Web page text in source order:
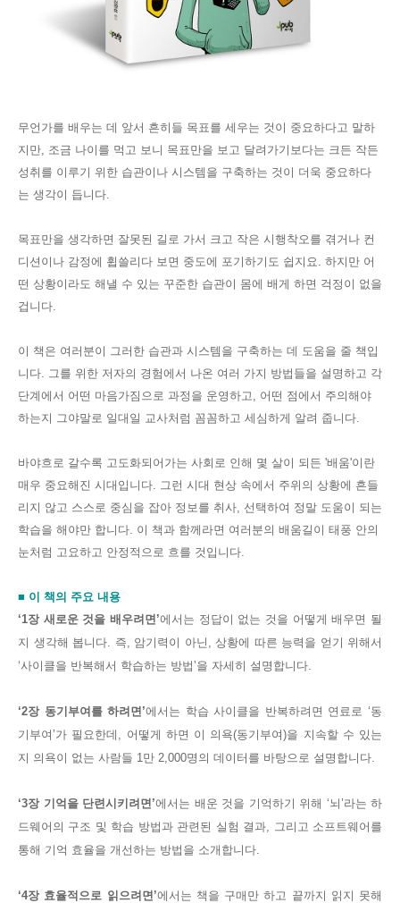
무언가를 배우는 데 앞서 흔히들 목표를 세우는 것이 중요하다고 말하
지만, 조금 나이를 먹고 보니 목표만을 보고 달려가기보다는 크든 작든
성취를 이루기 위한 습관이나 시스템을 구축하는 것이 더욱 중요하다
는 생각이 듭니다.
목표만을 생각하면 잘못된 길로 가서 크고 작은 시행착오를 겪거나 컨
디션이나 감정에 휩쓸리다 보면 중도에 포기하기도 쉽지요. 하지만 어
떤 상황이라도 해낼 수 있는 꾸준한 습관이 몸에 배게 하면 걱정이 없을
겁니다.
이 책은 여러분이 그러한 습관과 시스템을 구축하는 데 도움을 줄 책입
니다. 그를 위한 저자의 경험에서 나온 여러 가지 방법들을 설명하고 각
단계에서 어떤 마음가짐으로 과정을 운영하고, 어떤 점에서 주의해야
하는지 그야말로 일대일 교사처럼 꼼꼼하고 세심하게 알려 줍니다.
바야흐로 갈수록 고도화되어가는 사회로 인해 몇 살이 되든 '배움'이란
매우 중요해진 시대입니다. 그런 시대 현상 속에서 주위의 상황에 흔들
리지 않고 스스로 중심을 잡아 정보를 취사, 선택하여 정말 도움이 되는
학습을 해야만 합니다. 이 책과 함께라면 여러분의 배움길이 태풍 안의
눈처럼 고요하고 안정적으로 흐를 것입니다.
■ 이 책의 주요 내용
‘1장 새로운 것을 배우려면’에서는 정답이 없는 것을 어떻게 배우면 될
지 생각해 봅니다. 즉, 암기력이 아닌 , 상황에 따른 능력을 얻기 위해서
‘사이클을 반복해서 학습하는 방법’을 자세히 설명합니다.
‘2장 동기부여를 하려면’에서는 학습 사이클을 반복하려면 연료로 ‘동
기부여’가 필요한데 , 어떻게 하면 이 의욕(동기부여)을 지속할 수 있는
지 의욕이 없는 사람들 1만 2,000명의 데이터를 바탕으로 설명합니다.
‘3장 기억을 단련시키려면’에서는 배운 것을 기억하기 위해 ‘뇌’라는 하
드웨어의 구조 및 학습 방법과 관련된 실험 결과, 그리고 소프트웨어를
통해 기억 효율을 개선하는 방법을 소개합니다.
‘4장 효율적으로 읽으려면’에서는 책을 구매만 하고 끝까지 읽지 못해